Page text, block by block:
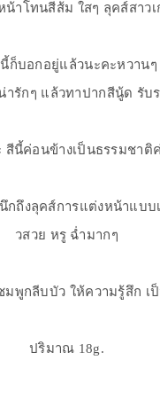
าโทนสีส้ม ใสๆ ลุคส์สาวเ
นี้ก็บอกอยู่แล้วนะคะหวาน
ารักๆ แล้วทาปากสีนู้ด รับ
สีนี้ค่อนข้างเป็นธรรมชาติ
กถึงลุคส์การแต่งหน้าแบ
วสวย หรู ฉ่ำมากๆ
พูกลีบบัว ให้ความรู้สึก เ
ปริมาณ 18g.